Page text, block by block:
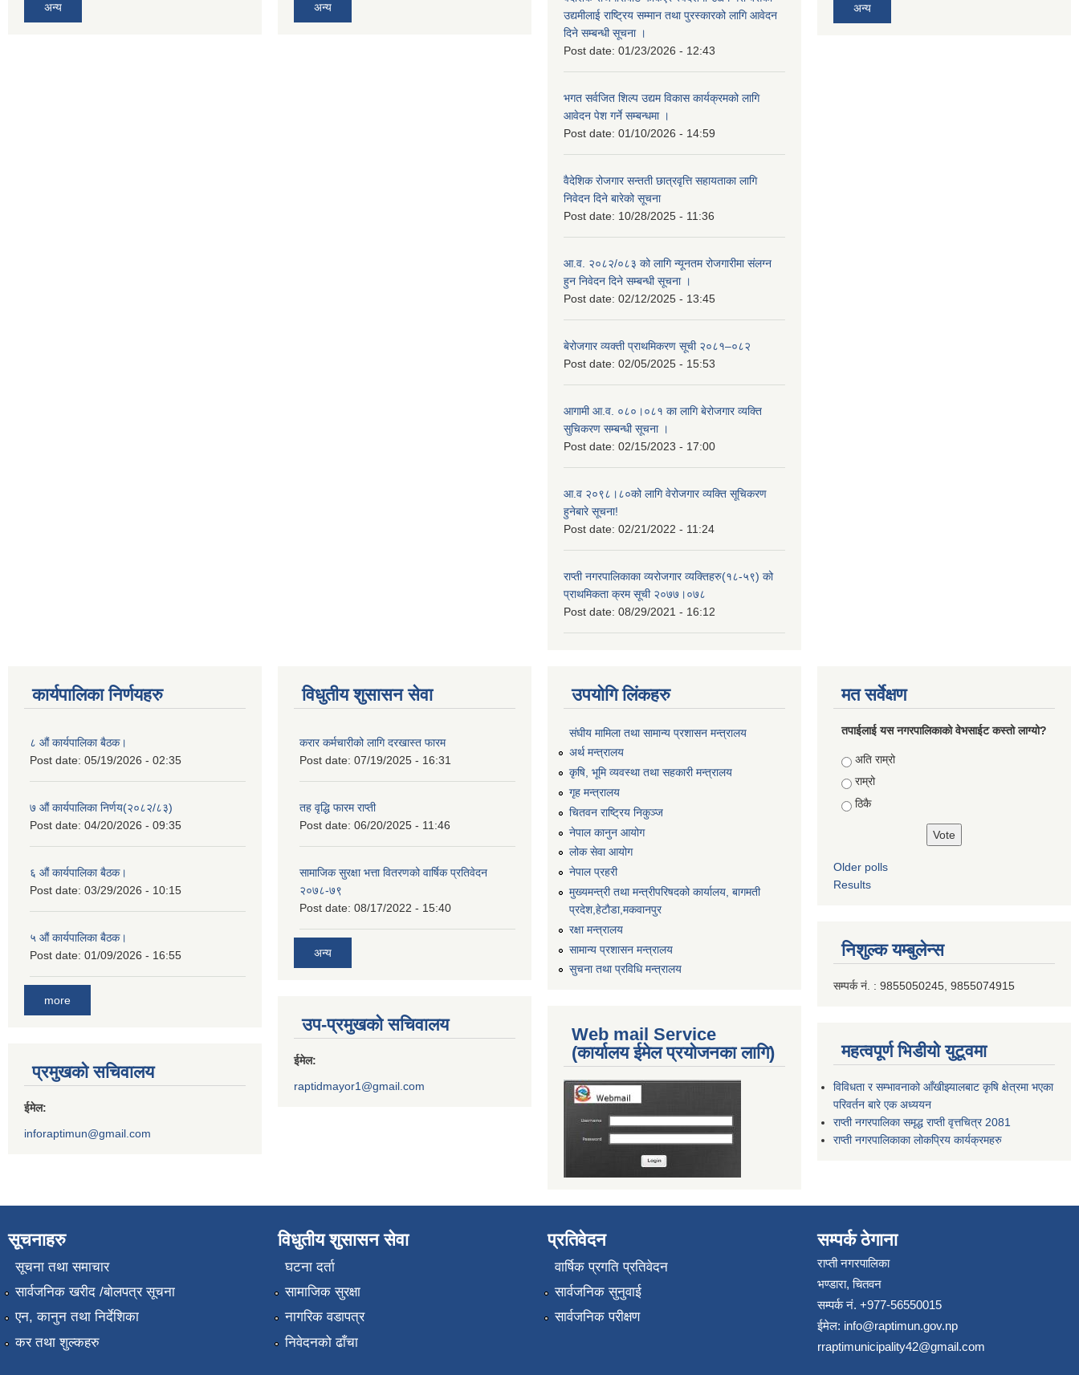
अन्य अन्य
उद्यमीलाई राष्ट्रिय सम्मान तथा पुरस्कारको लागि आवेदन
दिने सम्बन्धी सूचना ।
Post date: 01/23/2026 - 12:43
भगत सर्वजित शिल्प उद्यम विकास कार्यक्रमको लागि
आवेदन पेश गर्ने सम्बन्धमा ।
Post date: 01/10/2026 - 14:59
वैदेशिक रोजगार सन्तती छात्रवृत्ति सहायताका लागि
निवेदन दिने बारेको सूचना
Post date: 10/28/2025 - 11:36
आ.व. २०८२/०८३ को लागि न्यूनतम रोजगारीमा संलग्न
हुन निवेदन दिने सम्बन्धी सूचना ।
Post date: 02/12/2025 - 13:45
बेरोजगार व्यक्ती प्राथमिकरण सूची २०८१–०८२
Post date: 02/05/2025 - 15:53
आगामी आ.व. ०८०।०८१ का लागि बेरोजगार व्यक्ति
सुचिकरण सम्बन्धी सूचना ।
Post date: 02/15/2023 - 17:00
आ.व २०९८।८०को लागि वेरोजगार व्यक्ति सूचिकरण
हुनेबारे सूचना!
Post date: 02/21/2022 - 11:24
राप्ती नगरपालिकाका व्यरोजगार व्यक्तिहरु(१८-५९) को
प्राथमिकता क्रम सूची २०७७।०७८
Post date: 08/29/2021 - 16:12
अन्य
कार्यपालिका निर्णयहरु
८ औं कार्यपालिका बैठक।
Post date: 05/19/2026 - 02:35
७ औं कार्यपालिका निर्णय(२०८२/८३)
Post date: 04/20/2026 - 09:35
६ औं कार्यपालिका बैठक।
Post date: 03/29/2026 - 10:15
५ औं कार्यपालिका बैठक।
Post date: 01/09/2026 - 16:55
more
प्रमुखको सचिवालय
ईमेल:
inforaptimun@gmail.com
विधुतीय शुसासन सेवा
करार कर्मचारीको लागि दरखास्त फारम
Post date: 07/19/2025 - 16:31
तह वृद्धि फारम राप्ती
Post date: 06/20/2025 - 11:46
सामाजिक सुरक्षा भत्ता वितरणको वार्षिक प्रतिवेदन
२०७८-७९
Post date: 08/17/2022 - 15:40
अन्य
उप-प्रमुखको सचिवालय
ईमेल:
raptidmayor1@gmail.com
उपयोगि लिंकहरु
संघीय मामिला तथा सामान्य प्रशासन मन्त्रालय
अर्थ मन्त्रालय
कृषि, भूमि व्यवस्था तथा सहकारी मन्त्रालय
गृह मन्त्रालय
चितवन राष्ट्रिय निकुञ्ज
नेपाल कानुन आयोग
लोक सेवा आयोग
नेपाल प्रहरी
मुख्यमन्त्री तथा मन्त्रीपरिषदको कार्यालय, बागमती
प्रदेश,हेटाैडा,मकवानपुर
रक्षा मन्त्रालय
सामान्य प्रशासन मन्त्रालय
सुचना तथा प्रविधि मन्त्रालय
Web mail Service
(कार्यालय ईमेल प्रयोजनका लागि)
मत सर्वेक्षण
तपाईलाई यस नगरपालिकाको वेभसाईट कस्तो लाग्यो?
Choices
अति राम्रो
राम्रो
ठिकै
Older polls
Results
निशुल्क यम्बुलेन्स
सम्पर्क नं. : 9855050245, 9855074915
महत्वपूर्ण भिडीयो युटूवमा
विविधता र सम्भावनाको आँखीझ्यालबाट कृषि क्षेत्रमा भएका
परिवर्तन बारे एक अध्ययन
राप्ती नगरपालिका समृद्ध राप्ती वृत्तचित्र 2081
राप्ती नगरपालिकाका लोकप्रिय कार्यक्रमहरु
सूचनाहरु
सूचना तथा समाचार
सार्वजनिक खरीद /बोलपत्र सूचना
एन, कानुन तथा निर्देशिका
कर तथा शुल्कहरु
विधुतीय शुसासन सेवा
घटना दर्ता
सामाजिक सुरक्षा
नागरिक वडापत्र
निवेदनको ढाँचा
प्रतिवेदन
वार्षिक प्रगति प्रतिवेदन
सार्वजनिक सुनुवाई
सार्वजनिक परीक्षण
सम्पर्क ठेगाना
राप्ती नगरपालिका
भण्डारा, चितवन
सम्पर्क नं. +977-56550015
ईमेल: info@raptimun.gov.np
rraptimunicipality42@gmail.com